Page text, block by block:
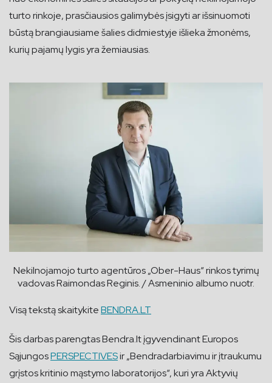
turto rinkoje, prasčiausios galimybės įsigyti ar išsinuomoti
būstą brangiausiame šalies didmiestyje išlieka žmonėms,
kurių pajamų lygis yra žemiausias.
Nekilnojamojo turto agentūros „Ober-Haus“ rinkos tyrimų
vadovas Raimondas Reginis. / Asmeninio albumo nuotr.
Visą tekstą skaitykiteBENDRA.LT
Šis darbas parengtas Bendra.lt įgyvendinant Europos
SąjungosPERSPECTIVESir „Bendradarbiavimu ir įtraukumu
grįstos kritinio mąstymo laboratorijos“, kuri yra Aktyvių